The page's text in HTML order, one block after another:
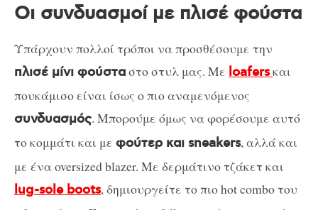
Οι συνδυασμοί με πλισέ φούστα
Υπάρχουν πολλοί τρόποι να προσθέσουμε την
πλισέ μίνι φούσταστο στυλ μας. Με loafersκαι
πουκάμισο είναι ίσως ο πιο αναμενόμενος
συνδυασμός. Μπορούμε όμως να φορέσουμε αυτό
το κομμάτι και με φούτερ και sneakers, αλλά και
με ένα oversized blazer. Με δερμάτινο τζάκετ και
lug-sole boots, δημιουργείτε το πιο hot combo του